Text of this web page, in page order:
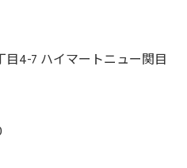
4-7 ハイマートニュー関目